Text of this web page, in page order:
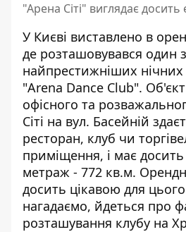
"Арена Сіті" виглядає досить
У Києві виставлено в
де розташовувався один з
найпрестижніших нічних
"Arena Dance Club".
офісного та
Сіті на вул. Басейній
ресторан, клуб чи
приміщення, і має
метраж - 772 кв.м.
досить цікавою для
нагадаємо, йдеться про
розташування клубу на